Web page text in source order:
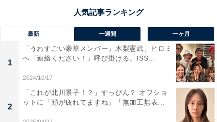
最新 一週間 一ヶ月
1
「うわすごい豪華メンバー」木梨憲武、ヒロミ
へ「連絡ください！」呼び掛ける。ISS...
2024/10/17
2
「これが北川景子！？」すっぴん？ オフショ
ットに「顔が疲れてますね」「無加工無表...